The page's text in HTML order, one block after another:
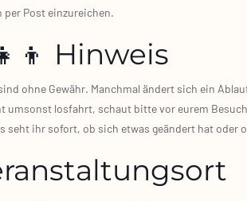
per Post ein­zu­rei­chen.
Hinweis
ohne Gewähr. Manch­mal ändert sich ein
umsonst los­fahrt, schaut bit­te vor eurem
seht ihr sofort, ob sich etwas geän­dert hat oder